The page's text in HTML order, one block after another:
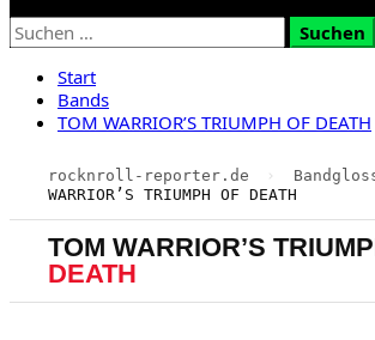
Suchen
nach:
Start
Bands
TOM WARRIOR’S TRIUMPH OF DEATH
rocknroll-reporter.de ›
WARRIOR’S TRIUMPH OF DEATH
TOM WARRIOR’S
DEATH